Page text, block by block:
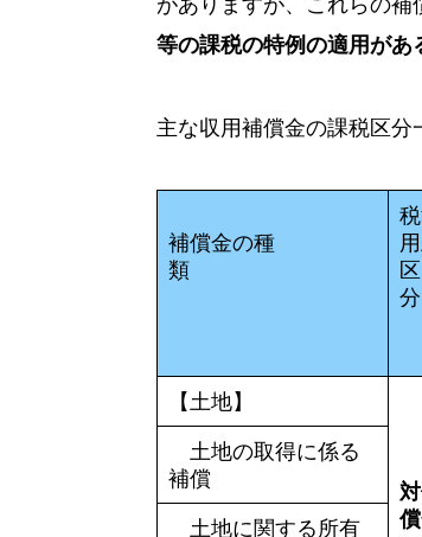
等の課税の特例の適用が
主な収用補償金の課税区
補償金の種
類
区
【土地】
土地の取得に係る
補償
土地に関する所有